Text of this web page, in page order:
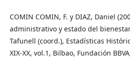
COMIN COMIN, F. y DIAZ, Daniel
administrativo y estado del
Tafunell (coord.), Estadísticas
XIX-XX, vol.1, Bilbao, Fundación